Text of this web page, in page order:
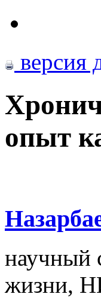
версия
опыт
научный
жизни,